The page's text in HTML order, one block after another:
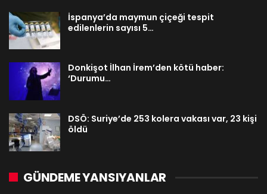
İspanya’da maymun çiçeği tespit
edilenlerin sayısı 5…
Donkişot İlhan İrem’den kötü haber:
‘Durumu…
DSÖ: Suriye’de 253 kolera vakası var, 23 kişi
öldü
GÜNDEME YANSIYANLAR